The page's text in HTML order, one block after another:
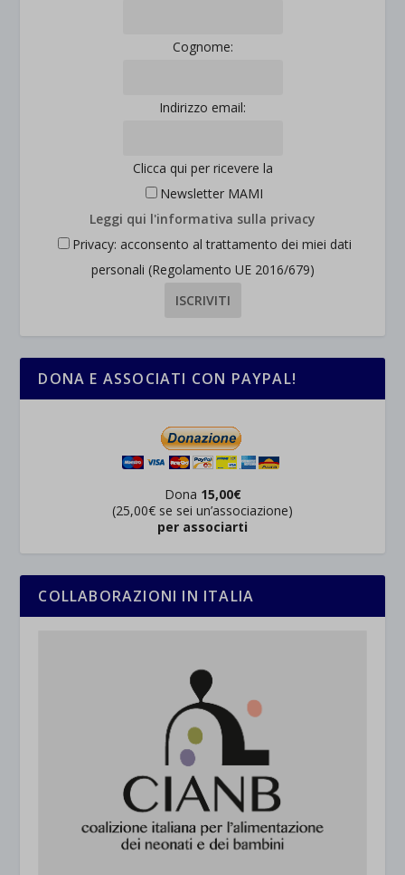
Cognome:
Indirizzo email:
Clicca qui per ricevere la
Newsletter MAMI
Leggi qui l'informativa sulla privacy
Privacy: acconsento al trattamento dei miei dati
personali (Regolamento UE 2016/679)
DONA E ASSOCIATI CON PAYPAL!
Dona 15,00€
(25,00€ se sei un’associazione)
per associarti
COLLABORAZIONI IN ITALIA